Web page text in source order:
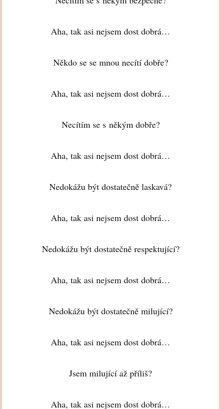
Aha, tak asi nejsem dost dobrá…
Někdo se se mnou necítí dobře?
Aha, tak asi nejsem dost dobrá…
Necítím se s někým dobře?
Aha, tak asi nejsem dost dobrá…
Nedokážu být dostatečně laskavá?
Aha, tak asi nejsem dost dobrá…
Nedokážu být dostatečně respektující?
Aha, tak asi nejsem dost dobrá…
Nedokážu být dostatečně milující?
Aha, tak asi nejsem dost dobrá…
Jsem milující až příliš?
Aha, tak asi nejsem dost dobrá…